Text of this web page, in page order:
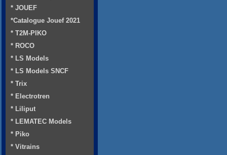
* JOUEF
*Catalogue Jouef 2021
* T2M-PIKO
* ROCO
* LS Models
* LS Models SNCF
* Trix
* Electrotren
* Liliput
* LEMATEC Models
* Piko
* Vitrains